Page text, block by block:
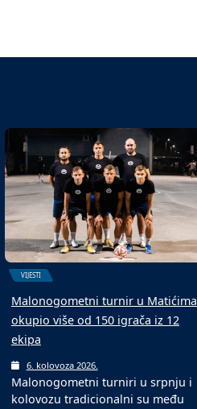
VIJESTI
Malonogometni turnir u Matićima
okupio više od 150 igrača iz 12
ekipa
6. kolovoza 2026.
Malonogometni turniri u srpnju i
kolovozu tradicionalni su među